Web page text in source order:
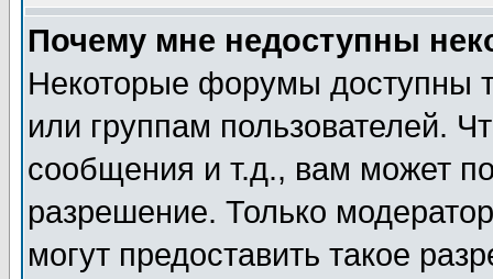
Почему мне недоступны
Некоторые форумы доступны
или группам пользователей.
сообщения и т.д., вам может
разрешение. Только
могут предоставить такое